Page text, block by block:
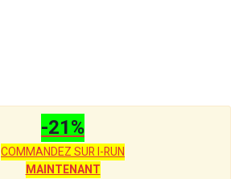
-21%
COMMANDEZ SUR I-RUN
MAINTENANT